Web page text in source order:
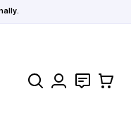
搜索 聯絡 購物車